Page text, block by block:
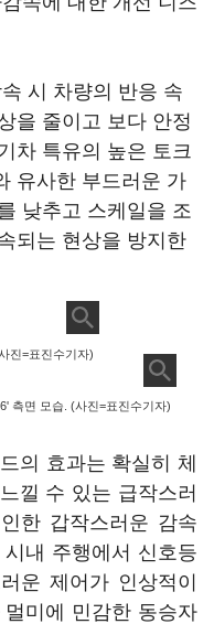
시 차량의 반응 속
을 줄이고 보다 안정
차 특유의 높은 토크
유사한 부드러운 가
낮추고 스케일을 조
되는 현상을 방지한
진=표진수기자)
측면 모습. (사진=표진수기자)
의 효과는 확실히 체
낄 수 있는 급작스러
한 갑작스러운 감속
내 주행에서 신호등
운 제어가 인상적이
미에 민감한 동승자